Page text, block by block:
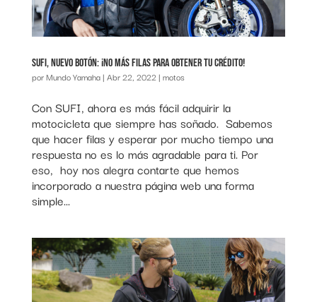
SUFI, Nuevo botón: ¡No más filas para obtener tu crédito!
porMundo Yamaha| Abr 22, 2022| motos
Con SUFI, ahora es más fácil adquirir la
motocicleta que siempre has soñado. Sabemos
que hacer filas y esperar por mucho tiempo una
respuesta no es lo más agradable para ti. Por
eso, hoy nos alegra contarte que hemos
incorporado a nuestra página web una forma
simple...